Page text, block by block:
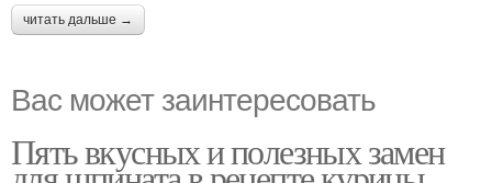
читать дальше →
Вас может заинтересовать
Пять вкусных и полезных замен